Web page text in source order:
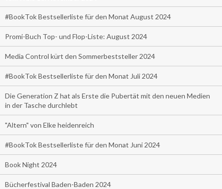
#BookTok Bestsellerliste für den Monat August 2024
Promi-Buch Top- und Flop-Liste: August 2024
Media Control kürt den Sommerbeststeller 2024
#BookTok Bestsellerliste für den Monat Juli 2024
Die Generation Z hat als Erste die Pubertät mit den neuen Medien
in der Tasche durchlebt
"Altern" von Elke heidenreich
#BookTok Bestsellerliste für den Monat Juni 2024
Book Night 2024
Bücherfestival Baden-Baden 2024